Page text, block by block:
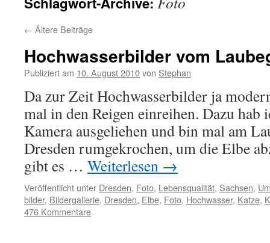
← Ältere Beiträge
Hochwasserbilder vom
Publiziert am 10. August 2010von Stephan
Da zur Zeit Hochwasserbilder ja
mal in den Reigen einreihen. Dazu hab
Kamera ausgeliehen und bin mal am
Dresden rumgekrochen, um die Elbe
gibt es … Weiterlesen →
Veröffentlicht unter Dresden, Foto, Lebensqualität, Sachsen,
bilder, Bildergallerie, Dresden, Elbe, Foto, Hochwasser, Katze,
476 Kommentare